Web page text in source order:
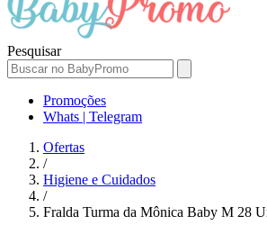
Pesquisar
Promoções
Whats | Telegram
Ofertas
/
Higiene e Cuidados
/
Fralda Turma da Mônica Baby M 28